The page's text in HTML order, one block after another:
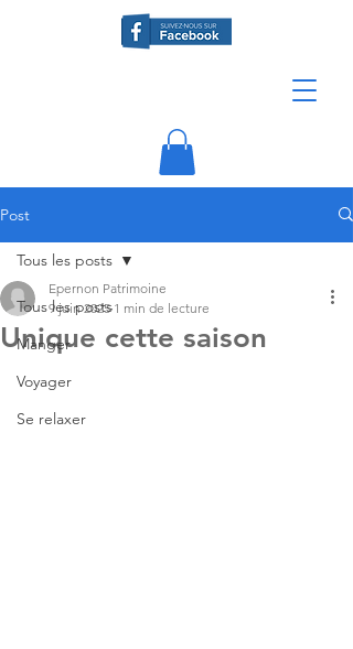
Post
Tous les posts
Manger
Voyager
Se relaxer
Tous les posts
Unique cette saison
Epernon Patrimoine
9 juin 2025 1 min de lecture